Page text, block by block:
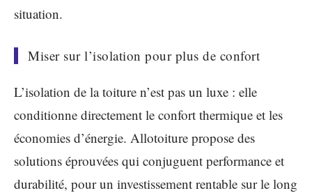
situation.
Miser sur l’isolation pour plus de confort
L’isolation de la toiture n’est pas un luxe : elle
conditionne directement le confort thermique et les
économies d’énergie. Allotoiture propose des
solutions éprouvées qui conjuguent performance et
durabilité, pour un investissement rentable sur le long